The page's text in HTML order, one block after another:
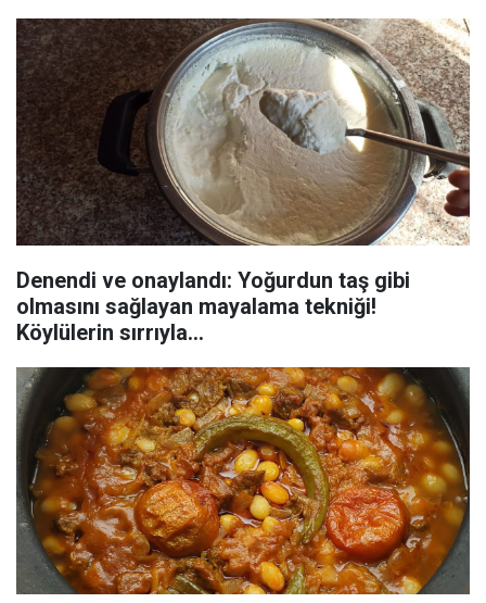
Denendi ve onaylandı: Yoğurdun taş gibi
olmasını sağlayan mayalama tekniği!
Köylülerin sırrıyla...